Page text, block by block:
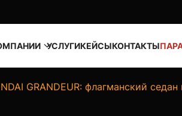
УСЛУГИКЕЙСЫКОНТАКТЫ
GRANDEUR: флагманский